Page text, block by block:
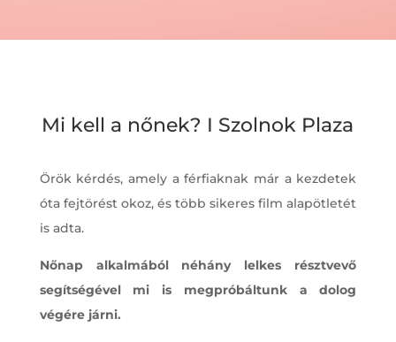
Mi kell a nőnek? I Szolnok Plaza
Örök kérdés, amely a férfiaknak már a kezdetek
óta fejtörést okoz, és több sikeres film alapötletét
is adta.
Nőnap alkalmából néhány lelkes résztvevő
segítségével mi is megpróbáltunk a dolog
végére járni.